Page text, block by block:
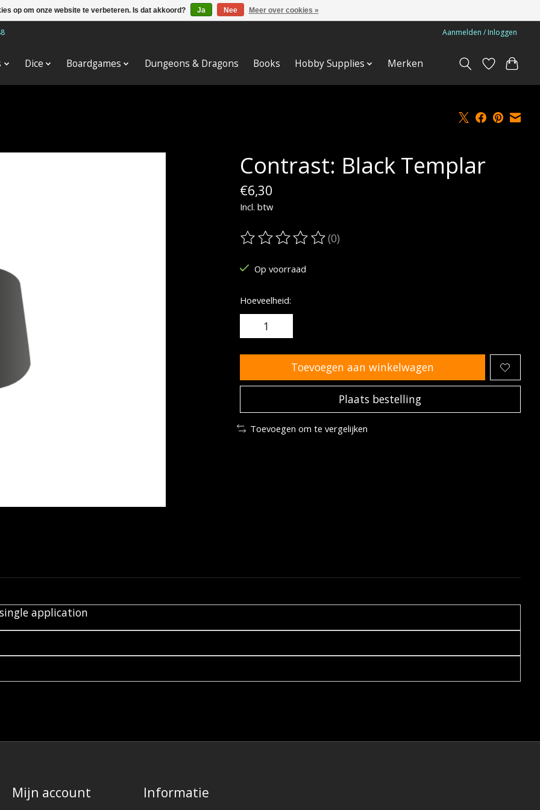
Aanmelden / Inloggen
Dice Boardgames Dungeons & Dragons Books Hobby Supplies Merken
Contrast: Black Templar
€6,30
Incl. btw
De beoordeling van dit product is
(0)
Op voorraad
Hoeveelheid:
Toevoegen aan winkelwagen
Plaats bestelling
Toevoegen om te vergelijken
application
Mijn account Informatie
op om onze website te verbeteren. Is dat akkoord? Ja Nee Meer over cookies »